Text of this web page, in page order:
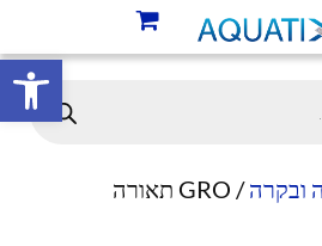
פתח
ובקרה
/ GRO תאורה